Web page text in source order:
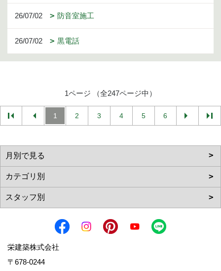
26/07/02 防音室施工
26/07/02 黒電話
1ページ （全247ページ中）
1 2 3 4 5 6
栄建築株式会社
〒678-0244